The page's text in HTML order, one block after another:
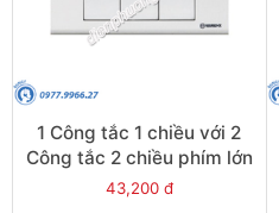
1 Công tắc 1 chiều với 2
Công tắc 2 chiều phím lớn
- Model
43,200 đ